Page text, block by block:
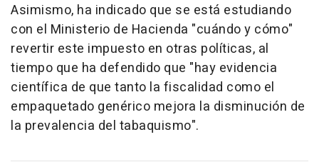
Asimismo, ha indicado que se está estudiando
con el Ministerio de Hacienda "cuándo y cómo"
revertir este impuesto en otras políticas, al
tiempo que ha defendido que "hay evidencia
científica de que tanto la fiscalidad como el
empaquetado genérico mejora la disminución de
la prevalencia del tabaquismo".